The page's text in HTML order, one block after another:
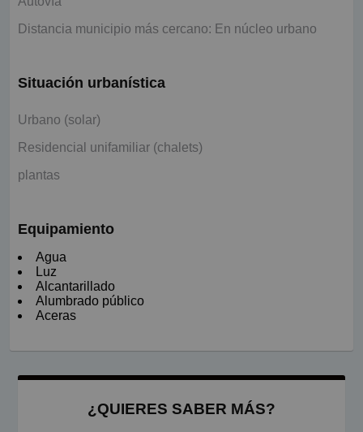
Distancia municipio más cercano: En núcleo urbano
Situación urbanística
Urbano (solar)
Residencial unifamiliar (chalets)
plantas
Equipamiento
Agua
Luz
Alcantarillado
Alumbrado público
Aceras
¿QUIERES SABER MÁS?